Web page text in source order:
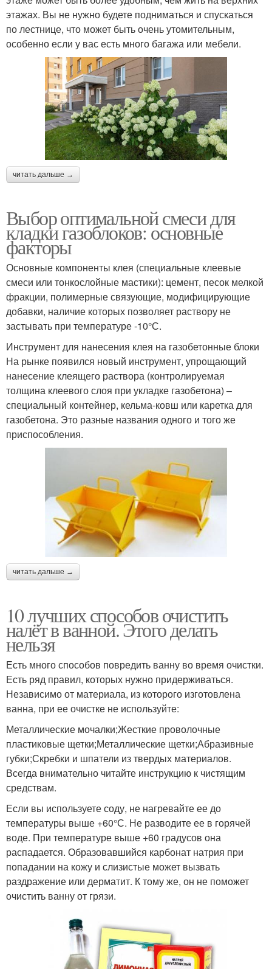
этажах. Вы не нужно будете подниматься и спускаться
по лестнице, что может быть очень утомительным,
особенно если у вас есть много багажа или мебели.
читать дальше →
Выбор оптимальной смеси для
кладки газоблоков: основные
факторы
Основные компоненты клея (специальные клеевые
смеси или тонкослойные мастики): цемент, песок мелкой
фракции, полимерные связующие, модифицирующие
добавки, наличие которых позволяет раствору не
застывать при температуре -10°С.
Инструмент для нанесения клея на газобетонные блоки
На рынке появился новый инструмент, упрощающий
нанесение клеящего раствора (контролируемая
толщина клеевого слоя при укладке газобетона) –
специальный контейнер, кельма-ковш или каретка для
газобетона. Это разные названия одного и того же
приспособления.
читать дальше →
10 лучших способов очистить
налёт в ванной. Этого делать
нельзя
Есть много способов повредить ванну во время очистки.
Есть ряд правил, которых нужно придерживаться.
Независимо от материала, из которого изготовлена
ванна, при ее очистке не используйте:
Металлические мочалки;Жесткие проволочные
пластиковые щетки;Металлические щетки;Абразивные
губки;Скребки и шпатели из твердых материалов.
Всегда внимательно читайте инструкцию к чистящим
средствам.
Если вы используете соду, не нагревайте ее до
температуры выше +60°С. Не разводите ее в горячей
воде. При температуре выше +60 градусов она
распадается. Образовавшийся карбонат натрия при
попадании на кожу и слизистые может вызвать
раздражение или дерматит. К тому же, он не поможет
очистить ванну от грязи.